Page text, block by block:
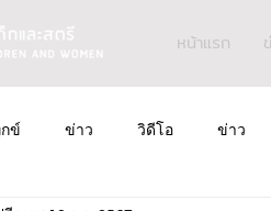
หน้าแรก
ข์ ข่าว วิดีโอ ข่าว